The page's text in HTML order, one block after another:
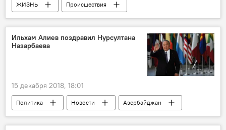
ЖИЗНЬ
Происшествия
Азербайджан
Новости
Ильхам Алиев поздравил Нурсултана
Назарбаева
15 декабря 2018, 18:01
Политика Новости Азербайджан